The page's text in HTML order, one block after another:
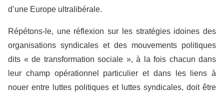
d’une Europe ultralibérale.
Répétons-le, une réflexion sur les stratégies idoines des
organisations syndicales et des mouvements politiques
dits « de transformation sociale », à la fois chacun dans
leur champ opérationnel particulier et dans les liens à
nouer entre luttes politiques et luttes syndicales, doit être